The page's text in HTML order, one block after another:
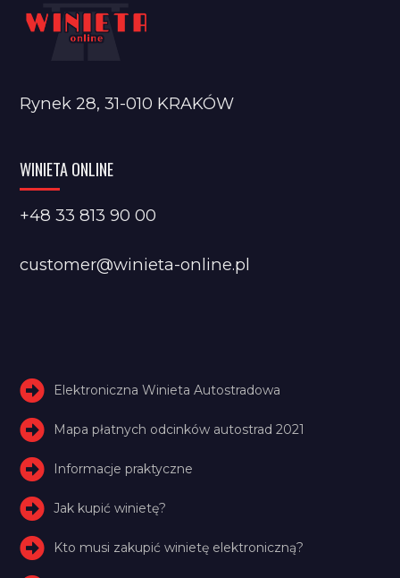
Rynek 28, 31-010 KRAKÓW
WINIETA ONLINE
+48 33 813 90 00
customer@winieta-online.pl
Elektroniczna Winieta Autostradowa
Mapa płatnych odcinków autostrad 2021
Informacje praktyczne
Jak kupić winietę?
Kto musi zakupić winietę elektroniczną?